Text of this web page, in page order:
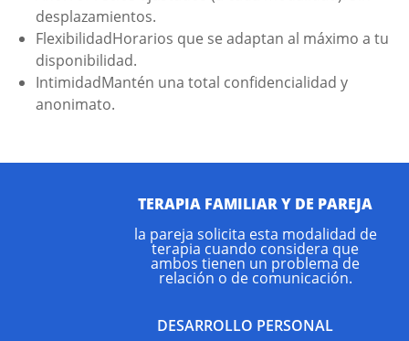
desplazamientos.
FlexibilidadHorarios que se adaptan al máximo a tu
disponibilidad.
IntimidadMantén una total confidencialidad y
anonimato.
TERAPIA FAMILIAR Y DE PAREJA
la pareja solicita esta modalidad de
terapia cuando considera que
ambos tienen un problema de
relación o de comunicación.
DESARROLLO PERSONAL